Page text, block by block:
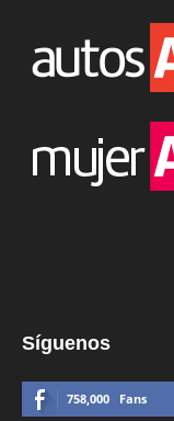
Síguenos
758,000 Fans